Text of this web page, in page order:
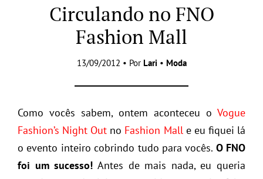
Circulando no FNO
Fashion Mall
13/09/2012 • Por Lari • Moda
Como vocês sabem, ontem aconteceu o Vogue
Fashion’s Night Out no Fashion Malle eu fiquei lá
o evento inteiro cobrindo tudo para vocês. O FNO
foi um sucesso! Antes de mais nada, eu queria